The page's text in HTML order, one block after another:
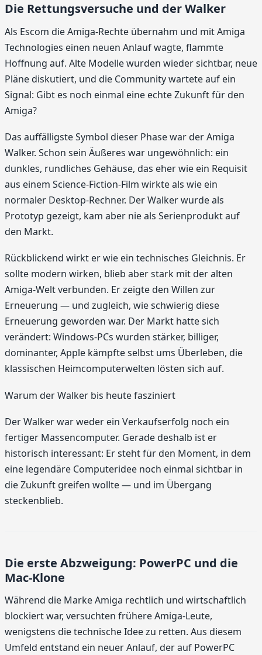
Die Rettungsversuche und der Walker
Als Escom die Amiga-Rechte übernahm und mit Amiga
Technologies einen neuen Anlauf wagte, flammte
Hoffnung auf. Alte Modelle wurden wieder sichtbar, neue
Pläne diskutiert, und die Community wartete auf ein
Signal: Gibt es noch einmal eine echte Zukunft für den
Amiga?
Das auffälligste Symbol dieser Phase war der Amiga
Walker. Schon sein Äußeres war ungewöhnlich: ein
dunkles, rundliches Gehäuse, das eher wie ein Requisit
aus einem Science-Fiction-Film wirkte als wie ein
normaler Desktop-Rechner. Der Walker wurde als
Prototyp gezeigt, kam aber nie als Serienprodukt auf
den Markt.
Rückblickend wirkt er wie ein technisches Gleichnis. Er
sollte modern wirken, blieb aber stark mit der alten
Amiga-Welt verbunden. Er zeigte den Willen zur
Erneuerung — und zugleich, wie schwierig diese
Erneuerung geworden war. Der Markt hatte sich
verändert: Windows-PCs wurden stärker, billiger,
dominanter, Apple kämpfte selbst ums Überleben, die
klassischen Heimcomputerwelten lösten sich auf.
Warum der Walker bis heute fasziniert
Der Walker war weder ein Verkaufserfolg noch ein
fertiger Massencomputer. Gerade deshalb ist er
historisch interessant: Er steht für den Moment, in dem
eine legendäre Computeridee noch einmal sichtbar in
die Zukunft greifen wollte — und im Übergang
steckenblieb.
Die erste Abzweigung: PowerPC und die
Mac-Klone
Während die Marke Amiga rechtlich und wirtschaftlich
blockiert war, versuchten frühere Amiga-Leute,
wenigstens die technische Idee zu retten. Aus diesem
Umfeld entstand ein neuer Anlauf, der auf PowerPC